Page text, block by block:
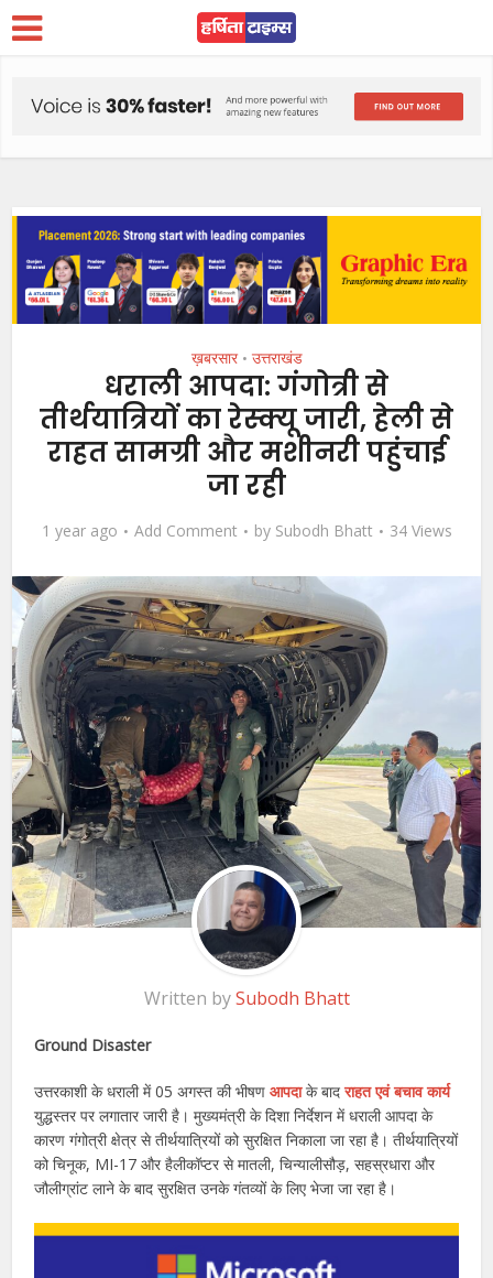
ख़बरसार • उत्तराखंड
धराली आपदा: गंगोत्री से
तीर्थयात्रियों का रेस्क्यू जारी, हेली से
राहत सामग्री और मशीनरी पहुंचाई
जा रही
1 year ago Add Comment by Subodh Bhatt 34 Views
Written bySubodh Bhatt
Ground Disaster
उत्तरकाशी के धराली में 05 अगस्त की भीषणआपदाके बादराहत एवं बचाव कार्य
युद्धस्तर पर लगातार जारी है। मुख्यमंत्री के दिशा निर्देशन में धराली आपदा के
कारण गंगोत्री क्षेत्र से तीर्थयात्रियों को सुरक्षित निकाला जा रहा है। तीर्थयात्रियों
को चिनूक, MI-17 और हैलीकॉप्टर से मातली, चिन्यालीसौड़, सहस्रधारा और
जौलीग्रांट लाने के बाद सुरक्षित उनके गंतव्यों के लिए भेजा जा रहा है।